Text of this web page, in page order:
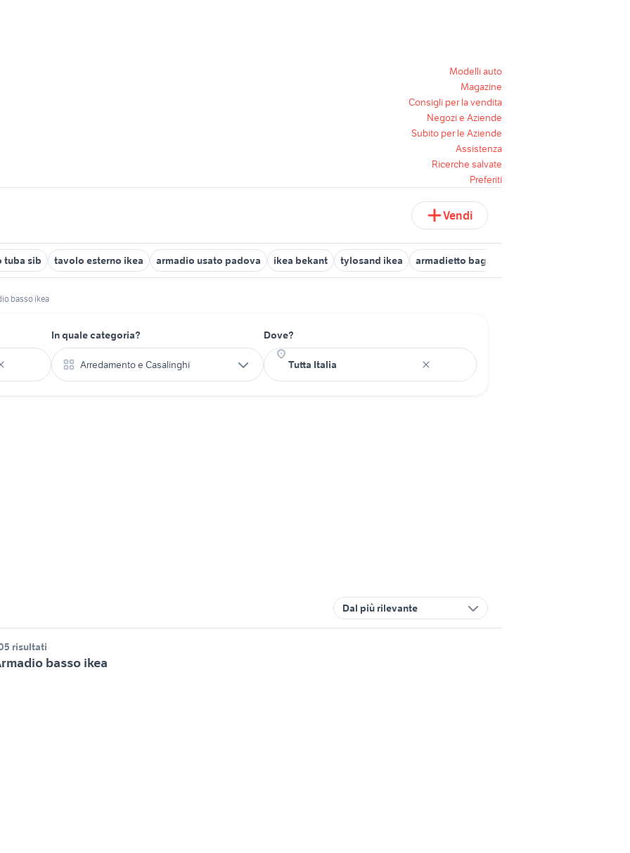
Modelli auto
Magazine
Consigli per la vendita
Negozi e Aziende
Subito per le Aziende
Assistenza
Ricerche salvate
Preferiti
Vendi
tuba sib tavolo esterno ikea armadio usato padova ikea bekant tylosand ikea armadietto bagno - ikea
basso ikea
In quale categoria?
Arredamento e Casalinghi
Dove?
Dal più rilevante
risultati
basso ikea